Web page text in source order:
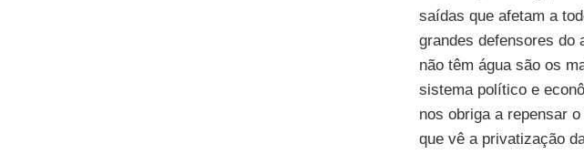
saídas que afetam a
grandes defensores do
não têm água são os
sistema político e
nos obriga a repensar
que vê a privatização